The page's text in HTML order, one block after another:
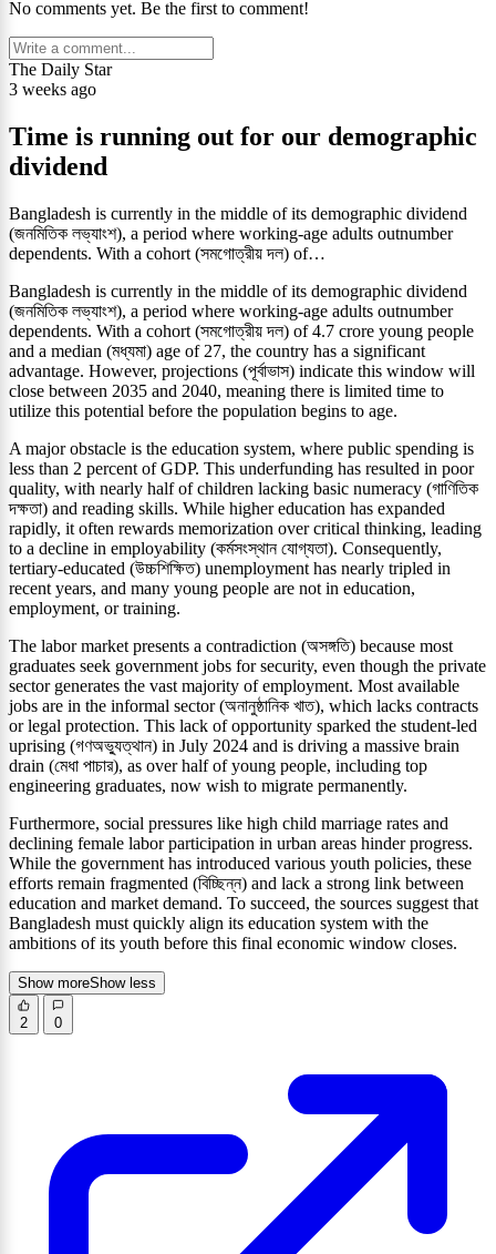
No comments yet. Be the first to comment!
The Daily Star
3 weeks ago
Time is running out for our demographic
dividend
Bangladesh is currently in the middle of its demographic dividend
(জনমিতিক লভ্যাংশ), a period where working-age adults outnumber
dependents. With a cohort (সমগোত্রীয় দল) of…
Bangladesh is currently in the middle of its demographic dividend
(জনমিতিক লভ্যাংশ), a period where working-age adults outnumber
dependents. With a cohort (সমগোত্রীয় দল) of 4.7 crore young people
and a median (মধ্যমা) age of 27, the country has a significant
advantage. However, projections (পূর্বাভাস) indicate this window will
close between 2035 and 2040, meaning there is limited time to
utilize this potential before the population begins to age.
A major obstacle is the education system, where public spending is
less than 2 percent of GDP. This underfunding has resulted in poor
quality, with nearly half of children lacking basic numeracy (গাণিতিক
দক্ষতা) and reading skills. While higher education has expanded
rapidly, it often rewards memorization over critical thinking, leading
to a decline in employability (কর্মসংস্থান যোগ্যতা). Consequently,
tertiary-educated (উচ্চশিক্ষিত) unemployment has nearly tripled in
recent years, and many young people are not in education,
employment, or training.
The labor market presents a contradiction (অসঙ্গতি) because most
graduates seek government jobs for security, even though the private
sector generates the vast majority of employment. Most available
jobs are in the informal sector (অনানুষ্ঠানিক খাত), which lacks contracts
or legal protection. This lack of opportunity sparked the student-led
uprising (গণঅভ্যুত্থান) in July 2024 and is driving a massive brain
drain (মেধা পাচার), as over half of young people, including top
engineering graduates, now wish to migrate permanently.
Furthermore, social pressures like high child marriage rates and
declining female labor participation in urban areas hinder progress.
While the government has introduced various youth policies, these
efforts remain fragmented (বিচ্ছিন্ন) and lack a strong link between
education and market demand. To succeed, the sources suggest that
Bangladesh must quickly align its education system with the
ambitions of its youth before this final economic window closes.
Show moreShow less
2 0